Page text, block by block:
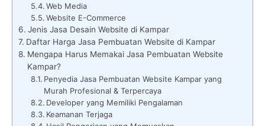
Web Media
Website E-Commerce
Jenis Jasa Desain Website di Kampar
Daftar Harga Jasa Pembuatan Website di Kampar
Mengapa Harus Memakai Jasa Pembuatan Website
Kampar?
Penyedia Jasa Pembuatan Website Kampar yang
Murah Profesional & Terpercaya
Developer yang Memiliki Pengalaman
Keamanan Terjaga